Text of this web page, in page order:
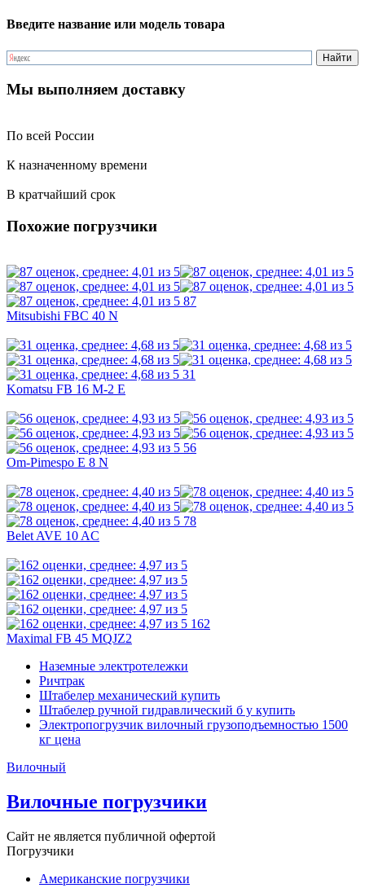
Введите название или модель товара
Мы выполняем доставку
По всей России
К назначенному времени
В кратчайший срок
Похожие погрузчики
87
Mitsubishi FBC 40 N
31
Komatsu FB 16 M-2 E
56
Om-Pimespo E 8 N
78
Belet AVE 10 AC
162
Maximal FB 45 MQJZ2
Наземные электротележки
Ричтрак
Штабелер механический купить
Штабелер ручной гидравлический б у купить
Электропогрузчик вилочный грузоподъемностью 1500
кг цена
Вилочный
Вилочные погрузчики
Сайт не является публичной офертой
Погрузчики
Американские погрузчики